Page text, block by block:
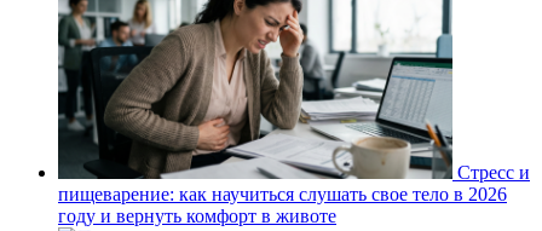
Стресс и
пищеварение: как научиться слушать свое тело в 2026
году и вернуть комфорт в животе